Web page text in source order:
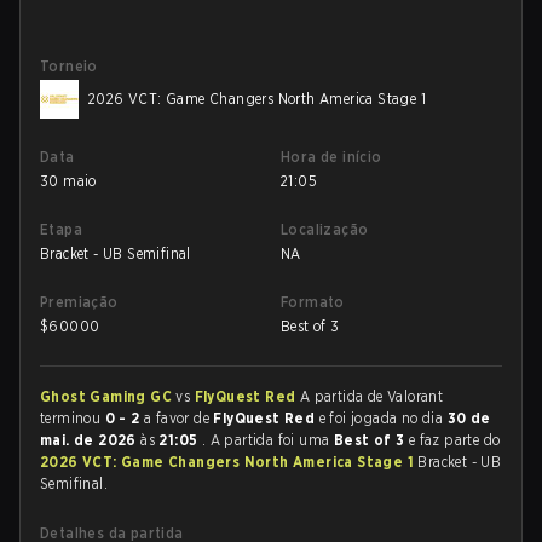
Torneio
2026 VCT: Game Changers North America Stage 1
Data
30 maio
Hora de início
21:05
Etapa
Bracket - UB Semifinal
Localização
NA
Premiação
$60000
Formato
Best of 3
Ghost Gaming GCvs FlyQuest Red A partida de Valorant
terminou 0 - 2 a favor de FlyQuest Red e foi jogada no dia 30 de
mai. de 2026às 21:05 . A partida foi uma Best of 3 e faz parte do
2026 VCT: Game Changers North America Stage 1 Bracket - UB
Semifinal.
Detalhes da partida